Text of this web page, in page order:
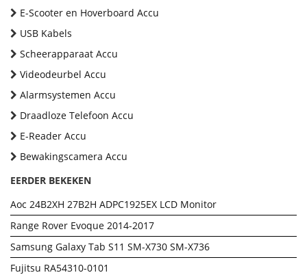
E-Scooter en Hoverboard Accu
USB Kabels
Scheerapparaat Accu
Videodeurbel Accu
Alarmsystemen Accu
Draadloze Telefoon Accu
E-Reader Accu
Bewakingscamera Accu
EERDER BEKEKEN
Aoc 24B2XH 27B2H ADPC1925EX LCD Monitor
Range Rover Evoque 2014-2017
Samsung Galaxy Tab S11 SM-X730 SM-X736
Fujitsu RA54310-0101